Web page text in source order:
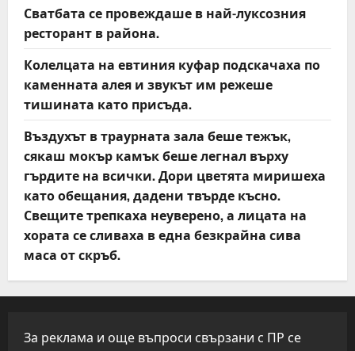
Сватбата се провеждаше в най-луксозния
ресторант в района.
Колелцата на евтиния куфар подскачаха по
каменната алея и звукът им режеше
тишината като присъда.
Въздухът в траурната зала беше тежък,
сякаш мокър камък беше легнал върху
гърдите на всички. Дори цветята миришеха
като обещания, дадени твърде късно.
Свещите трепкаха неуверено, а лицата на
хората се сливаха в една безкрайна сива
маса от скръб.
За реклама и още въпроси свързани с ПР се